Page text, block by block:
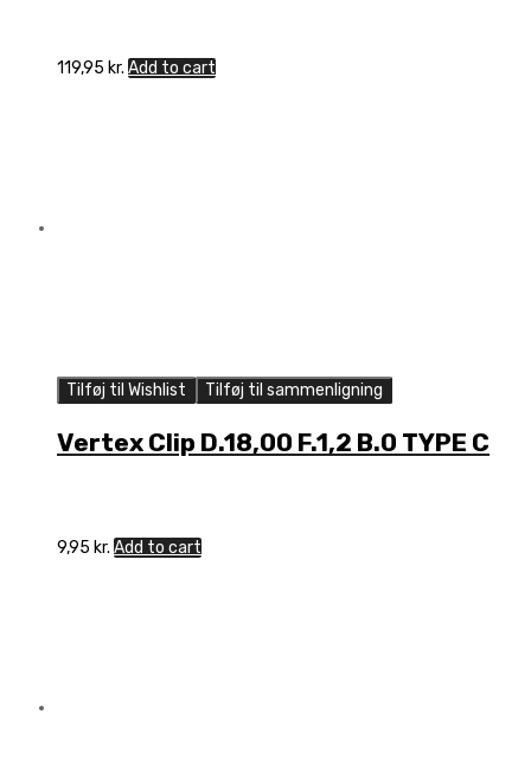
119,95 kr. Add to cart
Tilføj til Wishlist Tilføj til sammenligning
Vertex Clip D.18,00 F.1,2 B.0 TYPE C
9,95 kr. Add to cart